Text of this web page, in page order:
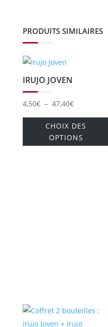
PRODUITS SIMILAIRES
IRUJO JOVEN
4,50€ – 47,40€Plage
de
prix :
4,50€
CHOIX DES
OPTIONS